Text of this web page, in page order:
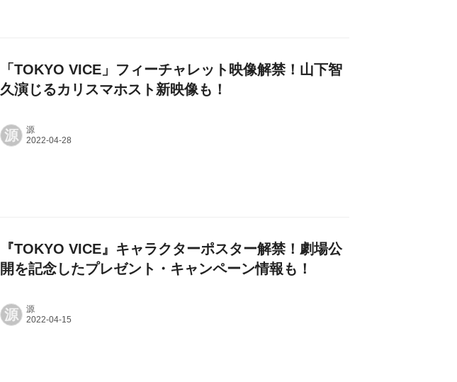
「TOKYO VICE」フィーチャレット映像解禁！山下智
久演じるカリスマホスト新映像も！
源 源
『TOKYO VICE』キャラクターポスター解禁！劇場公
開を記念したプレゼント・キャンペーン情報も！
源 源